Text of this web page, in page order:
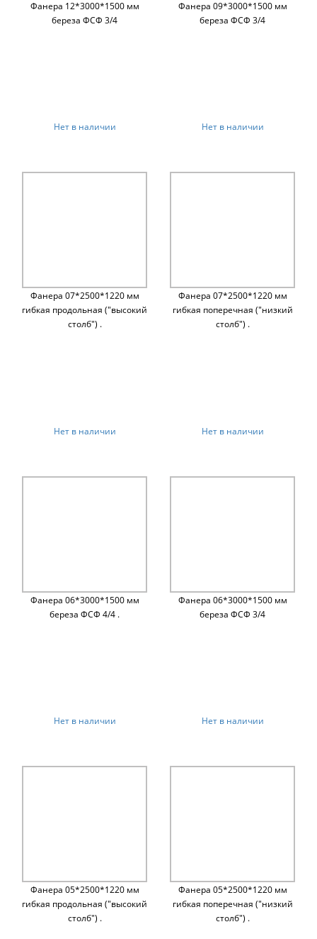
Фанера 12*3000*1500 мм
береза ФСФ 3/4
Нет в наличии
Фанера 09*3000*1500 мм
береза ФСФ 3/4
Нет в наличии
Фанера 07*2500*1220 мм
гибкая продольная ("высокий
столб") .
Нет в наличии
Фанера 07*2500*1220 мм
гибкая поперечная ("низкий
столб") .
Нет в наличии
Фанера 06*3000*1500 мм
береза ФСФ 4/4 .
Нет в наличии
Фанера 06*3000*1500 мм
береза ФСФ 3/4
Нет в наличии
Фанера 05*2500*1220 мм
гибкая продольная ("высокий
столб") .
Фанера 05*2500*1220 мм
гибкая поперечная ("низкий
столб") .